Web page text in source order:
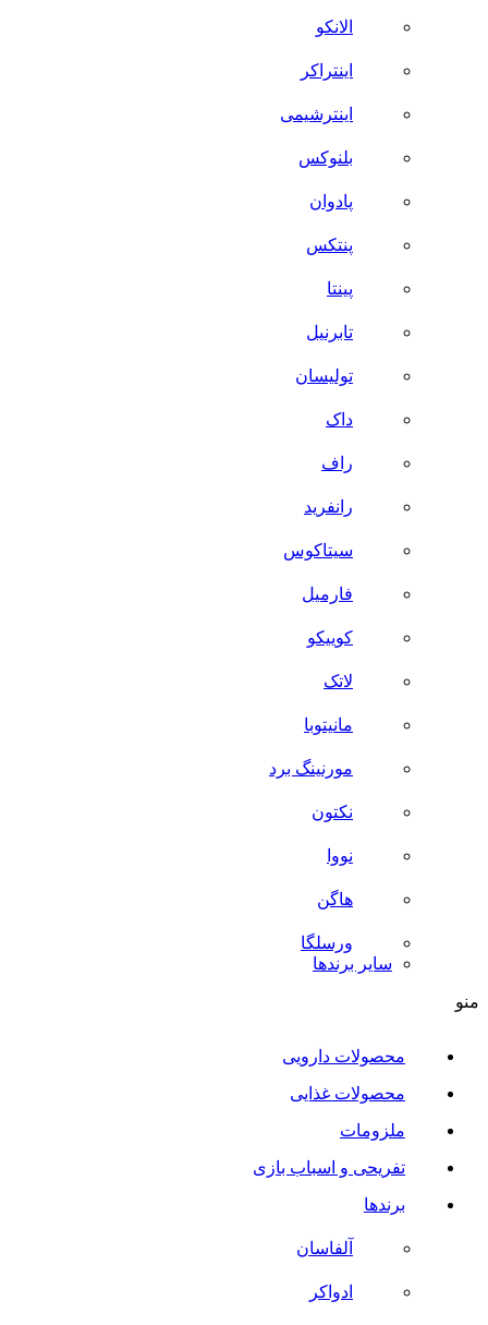
الانکو
اینتراکر
اینترشیمی
بلنوکس
پادوان
پنتکس
پینتا
تابرنیل
تولیسان
داک
راف
رانفرید
سیتاکوس
فارمیل
کوییکو
لاتک
مانیتوبا
مورنینگ برد
نکتون
نووا
هاگن
ورسلگا
سایر برند‌ها
منو
محصولات دارویی
محصولات غذایی
ملزومات
تفریحی و اسباب بازی
برندها
آلفاسان
ادواکر